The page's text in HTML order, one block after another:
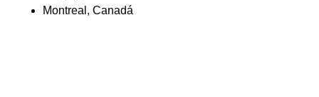
Montreal, Canadá